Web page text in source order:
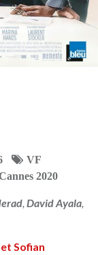
VF
2020
, David Ayala,
Sofian